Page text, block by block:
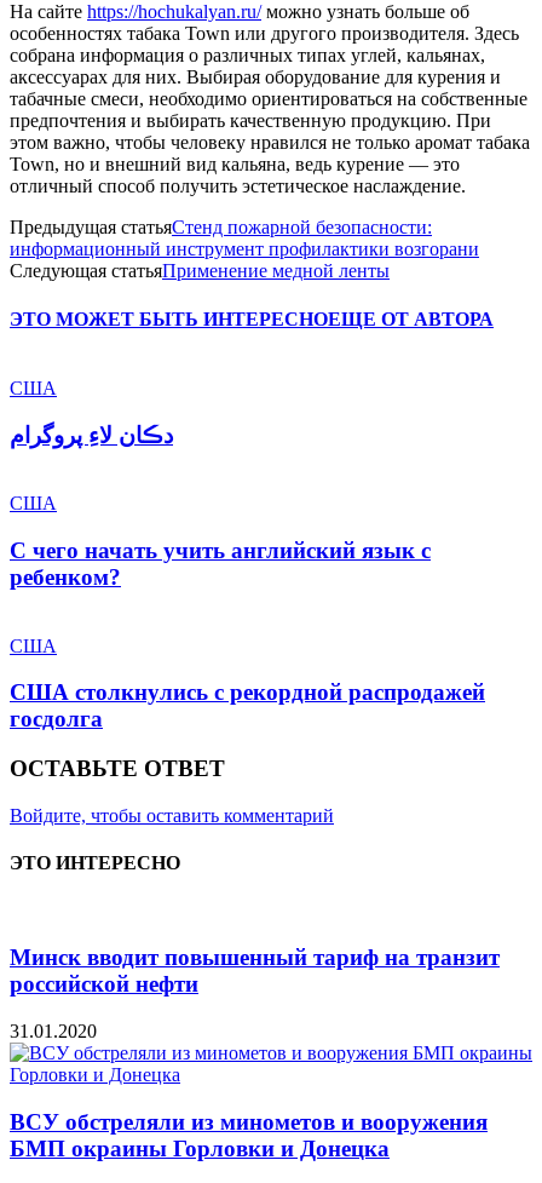
На сайте https://hochukalyan.ru/можно узнать больше об
особенностях табака Town или другого производителя. Здесь
собрана информация о различных типах углей, кальянах,
аксессуарах для них. Выбирая оборудование для курения и
табачные смеси, необходимо ориентироваться на собственные
предпочтения и выбирать качественную продукцию. При
этом важно, чтобы человеку нравился не только аромат табака
Town, но и внешний вид кальяна, ведь курение — это
отличный способ получить эстетическое наслаждение.
Предыдущая статьяСтенд пожарной безопасности:
информационный инструмент профилактики возгорани
Следующая статьяПрименение медной ленты
ЭТО МОЖЕТ БЫТЬ ИНТЕРЕСНОЕЩЕ ОТ АВТОРА
США
دڪان لاءِ پروگرام
США
С чего начать учить английский язык с
ребенком?
США
США столкнулись с рекордной распродажей
госдолга
ОСТАВЬТЕ ОТВЕТ
Войдите, чтобы оставить комментарий
ЭТО ИНТЕРЕСНО
Минск вводит повышенный тариф на транзит
российской нефти
31.01.2020
ВСУ обстреляли из минометов и вооружения
БМП окраины Горловки и Донецка